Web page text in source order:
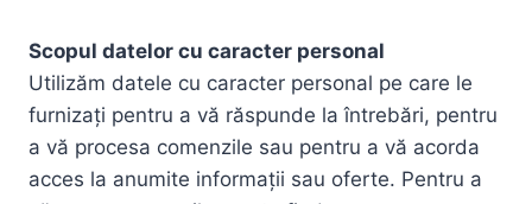
Scopul datelor cu caracter personal
Utilizăm datele cu caracter personal pe care le
furnizați pentru a vă răspunde la întrebări, pentru
a vă procesa comenzile sau pentru a vă acorda
acces la anumite informații sau oferte. Pentru a